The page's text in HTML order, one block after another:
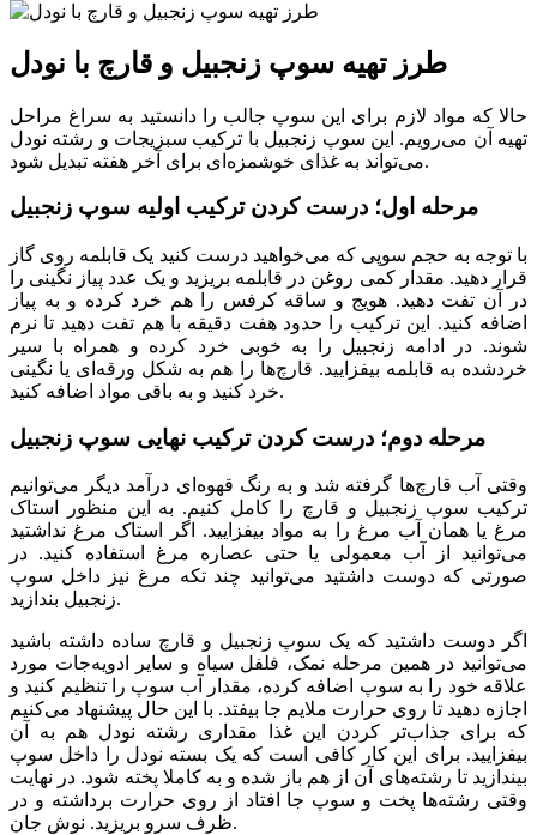
طرز تهیه سوپ زنجبیل و قارچ با نودل
حالا که مواد لازم برای این سوپ جالب را دانستید به سراغ مراحل
تهیه آن می‌رویم. این سوپ زنجبیل با ترکیب سبزیجات و رشته نودل
می‌تواند به غذای خوشمزه‌ای برای آخر هفته تبدیل شود.
مرحله اول؛ درست کردن ترکیب اولیه سوپ زنجبیل
با توجه به حجم سوپی که می‌خواهید درست کنید یک قابلمه روی گاز
قرار دهید. مقدار کمی روغن در قابلمه بریزید و یک عدد پیاز نگینی را
در آن تفت دهید. هویج و ساقه کرفس را هم خرد کرده و به پیاز
اضافه کنید. این ترکیب را حدود هفت دقیقه با هم تفت دهید تا نرم
شوند. در ادامه زنجبیل را به خوبی خرد کرده و همراه با سیر
خردشده به قابلمه بیفزایید. قارچ‌ها را هم به شکل ورقه‌ای یا نگینی
خرد کنید و به باقی مواد اضافه کنید.
مرحله دوم؛ درست کردن ترکیب نهایی سوپ زنجبیل
وقتی آب قارچ‌ها گرفته شد و به رنگ قهوه‌ای درآمد دیگر می‌توانیم
ترکیب سوپ زنجبیل و قارچ را کامل کنیم. به این منظور استاک
مرغ یا همان آب مرغ را به مواد بیفزایید. اگر استاک مرغ نداشتید
می‌توانید از آب معمولی یا حتی عصاره مرغ استفاده کنید. در
صورتی که دوست داشتید می‌توانید چند تکه مرغ نیز داخل سوپ
زنجبیل بندازید.
اگر دوست داشتید که یک سوپ زنجبیل و قارچ ساده داشته باشید
می‌توانید در همین مرحله نمک، فلفل سیاه و سایر ادویه‌جات مورد
علاقه خود را به سوپ اضافه کرده، مقدار آب سوپ را تنظیم کنید و
اجازه دهید تا روی حرارت ملایم جا بیفتد. با این حال پیشنهاد می‌کنیم
که برای جذاب‌تر کردن این غذا مقداری رشته نودل هم به آن
بیفزایید. برای این کار کافی است که یک بسته نودل را داخل سوپ
بیندازید تا رشته‌های آن از هم باز شده و به کاملا پخته شود. در نهایت
وقتی رشته‌ها پخت و سوپ جا افتاد از روی حرارت برداشته و در
ظرف سرو بریزید. نوش جان.